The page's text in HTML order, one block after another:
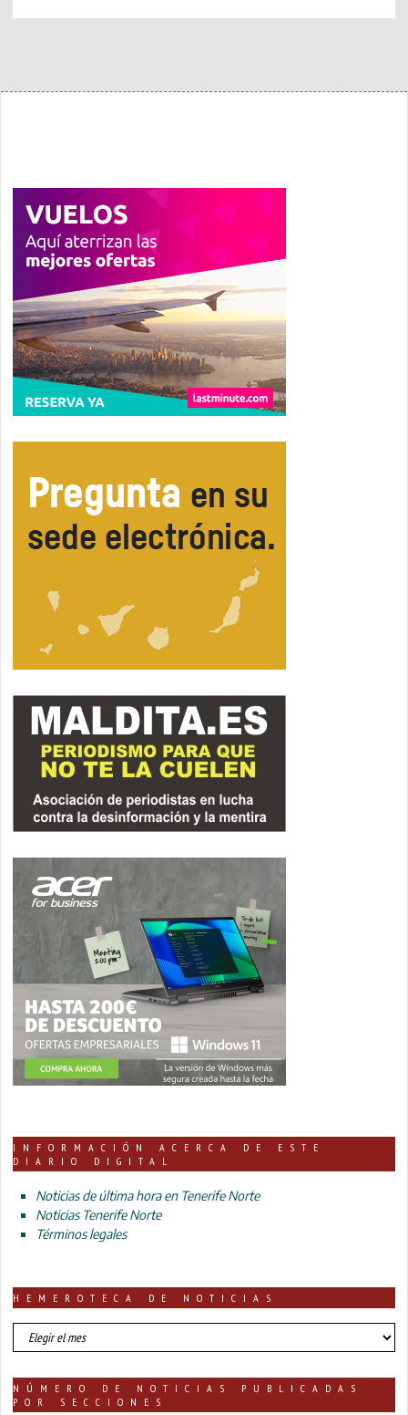
INFORMACIÓN ACERCA DE ESTE
DIARIO DIGITAL
Noticias de última hora en Tenerife Norte
Noticias Tenerife Norte
Términos legales
HEMEROTECA DE NOTICIAS
HEMEROTECA
DE
NÚMERO DE NOTICIAS PUBLICADAS
POR SECCIONES